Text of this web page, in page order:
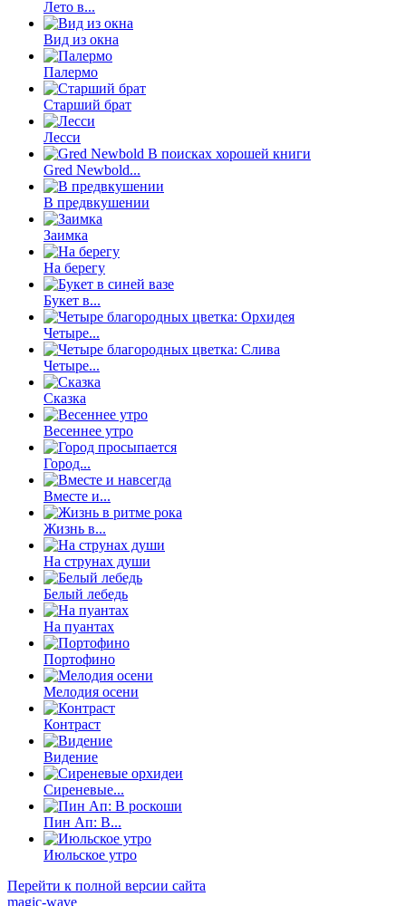
Лето в...
Вид из окна
Палермо
Старший брат
Лесси
Gred Newbold...
В предвкушении
Заимка
На берегу
Букет в...
Четыре...
Четыре...
Сказка
Весеннее утро
Город...
Вместе и...
Жизнь в...
На струнах души
Белый лебедь
На пуантах
Портофино
Мелодия осени
Контраст
Видение
Сиреневые...
Пин Ап: В...
Июльское утро
Перейти к полной версии сайта
magic-wave